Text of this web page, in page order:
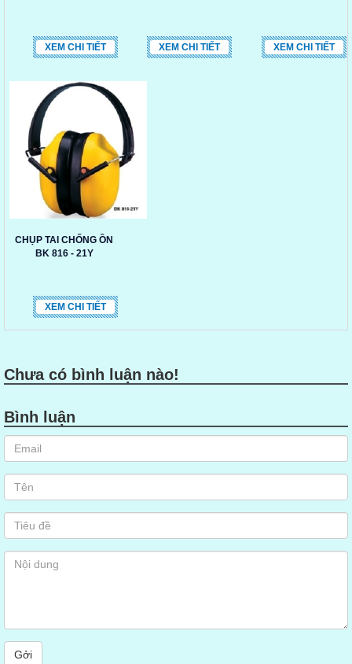
XEM CHI TIẾT XEM CHI TIẾT XEM CHI TIẾT
CHỤP TAI CHỐNG ỒN
BK 816 - 21Y
XEM CHI TIẾT
Chưa có bình luận nào!
Bình luận
Gởi